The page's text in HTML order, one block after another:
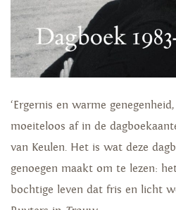
‘Ergernis en warme
moeiteloos af in de
van Keulen. Het is wat deze
genoegen maakt om te lezen:
bochtige leven dat fris en licht